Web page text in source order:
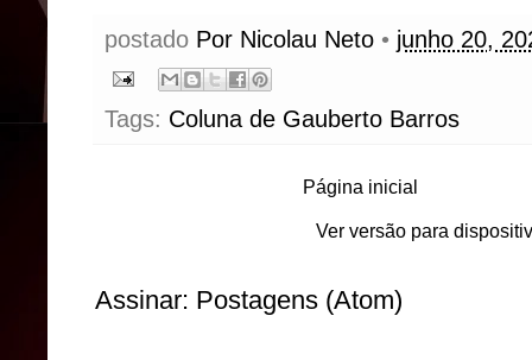
postado Por Nicolau Neto • junho 20,
Tags: Coluna de Gauberto Barros
Página inicial
Ver versão para
Assinar: Postagens (Atom)